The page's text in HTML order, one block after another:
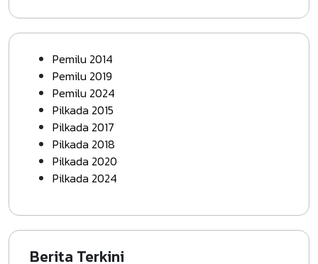
Pemilu 2014
Pemilu 2019
Pemilu 2024
Pilkada 2015
Pilkada 2017
Pilkada 2018
Pilkada 2020
Pilkada 2024
Berita Terkini